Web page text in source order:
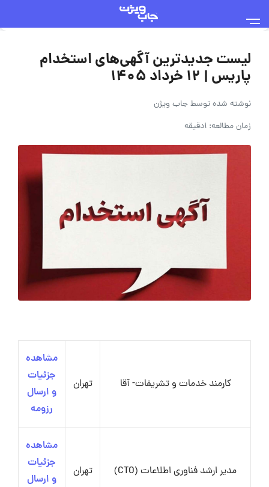
لیست جدیدترین آگهی‌های استخدام
پاریس | ۱۲ خرداد ۱۴۰۵
نوشته شده توسطجاب ویژن
زمان مطالعه: 1دقیقه
کارمند خدمات و تشریفات- آقا تهران
مشاهده
جزئیات
و ارسال
رزومه
مدیر ارشد فناوری اطلاعات (CTO) تهران
مشاهده
جزئیات
و ارسال